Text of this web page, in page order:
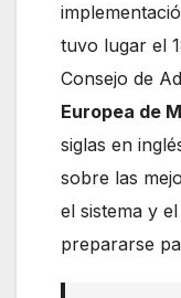
tuvo lugar el
Consejo de
Europea de
siglas en
sobre las
el sistema y
prepararse